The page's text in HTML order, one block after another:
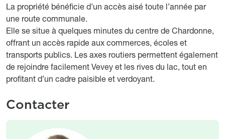
body
La propriété bénéficie d’un accès aisé toute l’année par
une route communale.
Elle se situe à quelques minutes du centre de Chardonne,
offrant un accès rapide aux commerces, écoles et
transports publics. Les axes routiers permettent également
de rejoindre facilement Vevey et les rives du lac, tout en
profitant d’un cadre paisible et verdoyant.
Contacter
Image
Image